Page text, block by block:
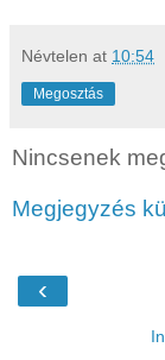
Névtelen at 10:54
Megosztás
Nincsenek
Megjegyzés
‹